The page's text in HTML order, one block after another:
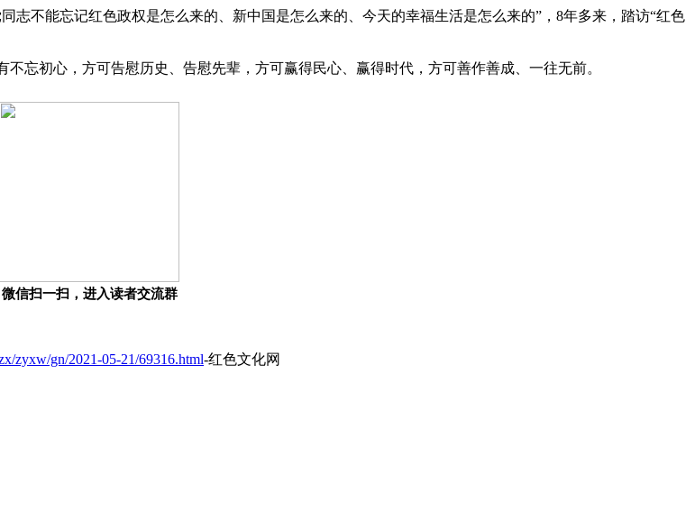
不能忘记红色政权是怎么来的、新中国是怎么来的、今天的幸福生活是怎么来的”，8年多来，踏访“红色
初心，方可告慰历史、告慰先辈，方可赢得民心、赢得时代，方可善作善成、一往无前。
微信扫一扫，进入读者交流群
zyxw/gn/2021-05-21/69316.html-红色文化网